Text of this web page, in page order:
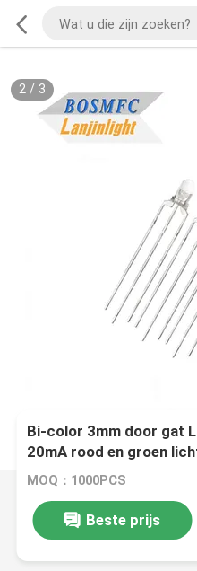
2/ 3
Bi-color 3mm door gat
20mA rood en groen
MOQ：1000PCS
Beste prijs